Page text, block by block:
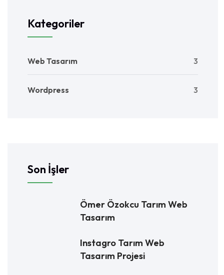
Kategoriler
Web Tasarım 3
Wordpress 3
Son İşler
Ömer Özokcu Tarım Web
Tasarım
Instagro Tarım Web
Tasarım Projesi